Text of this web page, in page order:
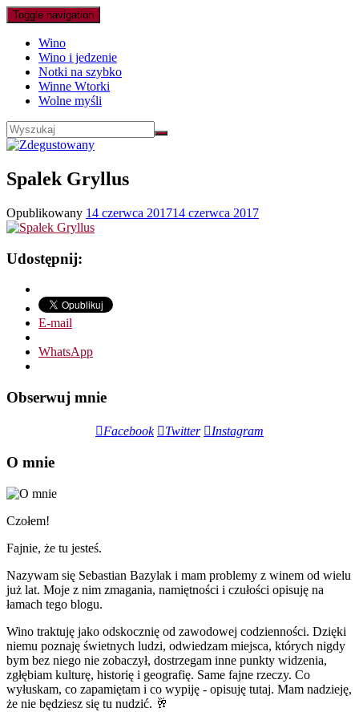
Toggle navigation
Wino
Wino i jedzenie
Notki na szybko
Winne Wtorki
Wolne myśli
Spalek Gryllus
Opublikowany 14 czerwca 201714 czerwca 2017
Udostępnij:
E-mail
WhatsApp
Obserwuj mnie
Facebook Twitter Instagram
O mnie
Czołem!
Fajnie, że tu jesteś.
Nazywam się Sebastian Bazylak i mam problemy z winem od wielu
już lat. Moje z nim zmagania, namiętności i czułości opisuję na
łamach tego blogu.
Wino traktuję jako odskocznię od zawodowej codzienności. Dzięki
niemu poznaję świetnych ludzi, odwiedzam miejsca, których nigdy
bym bez niego nie zobaczył, dostrzegam inne punkty widzenia,
zgłębiam kulturę, historię i geografię. Same fajne rzeczy. Co
wyłuskam, co zapamiętam i co wypiję - opisuję tutaj. Mam nadzieję,
że nie będziesz się tu nudzić. 🥂